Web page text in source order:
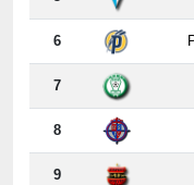
7
8
9
10